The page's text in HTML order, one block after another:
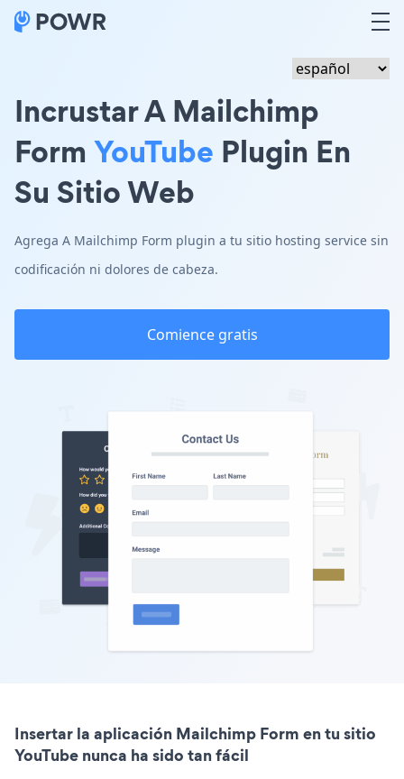
Incrustar A Mailchimp
Form YouTube Plugin En
Su Sitio Web
Agrega A Mailchimp Form plugin a tu sitio hosting service sin
codificación ni dolores de cabeza.
Comience gratis
Insertar la aplicación Mailchimp Form en tu sitio
YouTube nunca ha sido tan fácil